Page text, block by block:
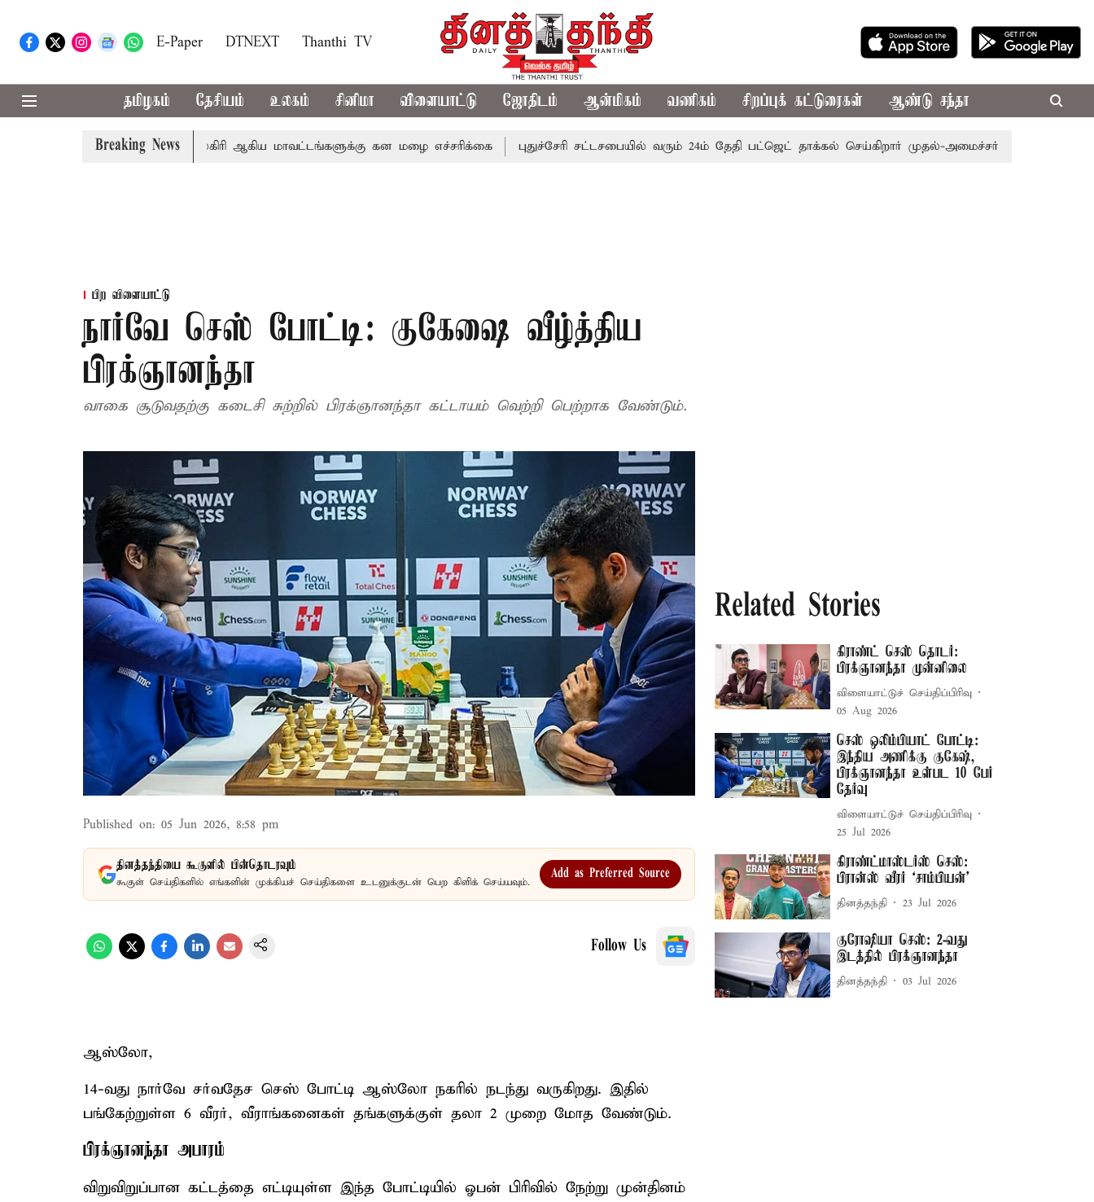
E-Paper DTNEXT Thanthi TV
தமிழகம் தேசியம் உலகம் சினிமா விளையாட்டு ஜோதிடம் ஆன்மிகம் வணிகம் சிறப்புக் கட்டுரைகள் ஆண்டு சந்தா
Breaking News
கோவை, தேனி,நீலகிரி ஆகிய மாவட்டங்களுக்கு கன மழை எச்சரிக்கை புதுச்சேரி சட்டசபையில் வரும் 24ம் தேதி பட்ஜெட் தாக்கல் செய்கிறார் முதல்-அமைச்சர் ரங்கசாமி
பிற விளையாட்டு
நார்வே செஸ் போட்டி: குகேஷை வீழ்த்திய
பிரக்ஞானந்தா
வாகை சூடுவதற்கு கடைசி சுற்றில் பிரக்ஞானந்தா கட்டாயம் வெற்றி பெற்றாக வேண்டும்.
Published on: 05 Jun 2026, 8:58 pm
தினத்தந்தியை கூகுளில் பின்தொடரவும்
கூகுள் செய்திகளில் எங்களின் முக்கியச் செய்திகளை உடனுக்குடன் பெற கிளிக் செய்யவும்.
Add as Preferred Source
Follow Us
ஆஸ்லோ,
14-வது நார்வே சர்வதேச செஸ் போட்டி ஆஸ்லோ நகரில் நடந்து வருகிறது. இதில்
பங்கேற்றுள்ள 6 வீரர், வீராங்கனைகள் தங்களுக்குள் தலா 2 முறை மோத வேண்டும்.
பிரக்ஞானந்தா அபாரம்
விறுவிறுப்பான கட்டத்தை எட்டியுள்ள இந்த போட்டியில் ஓபன் பிரிவில் நேற்று முன்தினம்
Related Stories
கிராண்ட் செஸ் தொடர்:
பிரக்ஞானந்தா முன்னிலை
விளையாட்டுச் செய்திப்பிரிவு
05 Aug 2026
செஸ் ஒலிம்பியாட் போட்டி:
இந்திய அணிக்கு குகேஷ்,
பிரக்ஞானந்தா உள்பட 10 பேர்
தேர்வு
விளையாட்டுச் செய்திப்பிரிவு
25 Jul 2026
கிராண்ட்மாஸ்டர்ஸ் செஸ்:
பிரான்ஸ் வீரர் ‘சாம்பியன்’
தினத்தந்தி 23 Jul 2026
குரோஷியா செஸ்: 2-வது
இடத்தில் பிரக்ஞானந்தா
தினத்தந்தி 03 Jul 2026